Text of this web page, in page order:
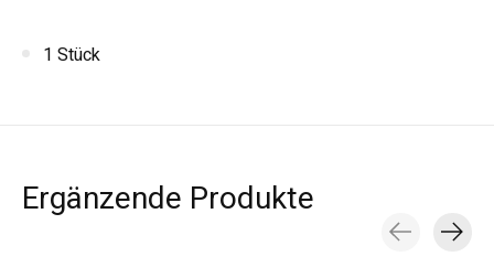
1 Stück
Ergänzende Produkte